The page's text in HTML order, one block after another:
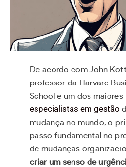
De acordo com John
professor da Harvard
School e um dos maiores
especialistas em gestão
mudança no mundo, o
passo fundamental no
de mudanças
criar um senso de